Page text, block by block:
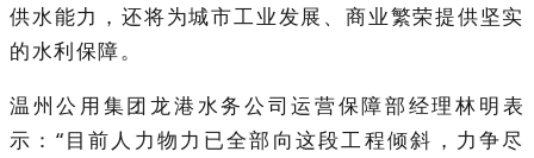
供水能力，还将为城市工业发展、商业繁荣提供坚实
的水利保障。
温州公用集团龙港水务公司运营保障部经理林明表
示：“目前人力物力已全部向这段工程倾斜，力争尽